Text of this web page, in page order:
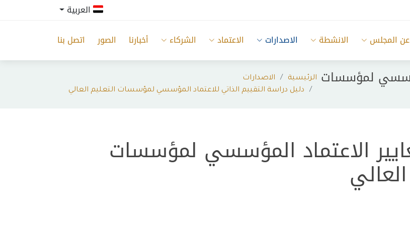
عن المجلس الانشطة الاصدارات الاعتماد الشركاء أخبارنا الصور اتصل بنا
لمؤسسات الرئيسية
الاصدارات
دليل دراسة التقييم الذاتي للاعتماد المؤسسي لمؤسسات التعليم العالي
الاعتماد المؤسسي لمؤسسات